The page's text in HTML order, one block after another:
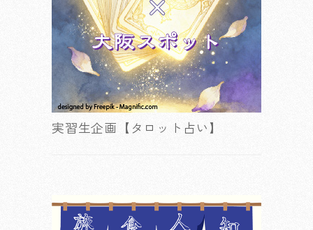
実習生企画【タロット占い】